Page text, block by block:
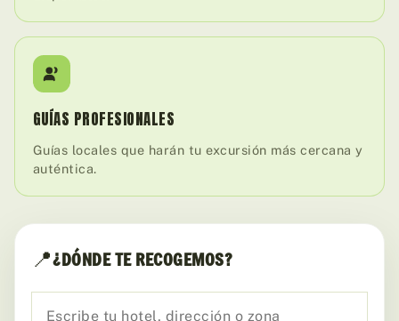
GUÍAS PROFESIONALES
Guías locales que harán tu excursión más cercana y
auténtica.
📍¿DÓNDE TE RECOGEMOS?